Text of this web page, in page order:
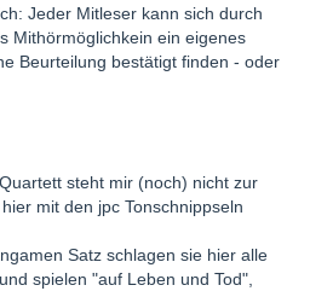
Jeder Mitleser kann sich durch
Mithörmöglichkein ein eigenes
Beurteilung bestätigt finden - oder
steht mir (noch) nicht zur
mit den jpc Tonschnippseln
Satz schlagen sie hier alle
spielen "auf Leben und Tod",